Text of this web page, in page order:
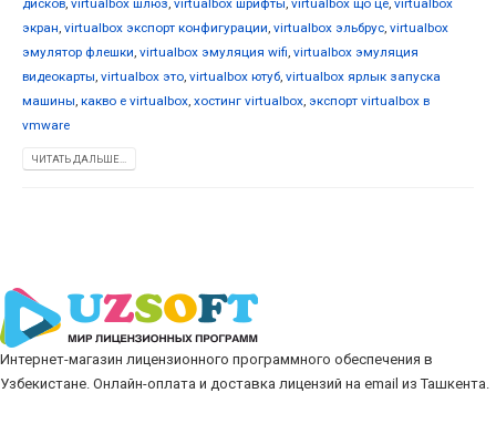
дисков, virtualbox шлюз, virtualbox шрифты, virtualbox що це, virtualbox
экран, virtualbox экспорт конфигурации, virtualbox эльбрус, virtualbox
эмулятор флешки, virtualbox эмуляция wifi, virtualbox эмуляция
видеокарты, virtualbox это, virtualbox ютуб, virtualbox ярлык запуска
машины, какво е virtualbox, хостинг virtualbox, экспорт virtualbox в
vmware
ЧИТАТЬ ДАЛЬШЕ...
Интернет-магазин лицензионного программного обеспечения в
Узбекистане. Онлайн-оплата и доставка лицензий на email из Ташкента.